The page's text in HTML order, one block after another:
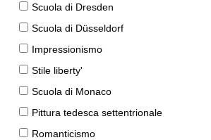
Scuola di Dresden
Scuola di Düsseldorf
Impressionismo
Stile liberty'
Scuola di Monaco
Pittura tedesca settentrionale
Romanticismo